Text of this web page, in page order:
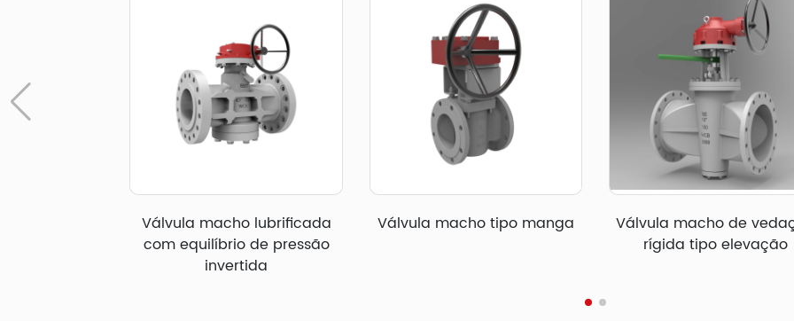
Válvula macho lubrificada
com equilíbrio de pressão
invertida
Válvula macho tipo manga
Válvula macho de
rígida tipo elevação